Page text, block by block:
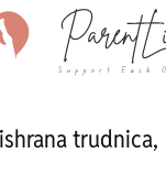
trudnica,